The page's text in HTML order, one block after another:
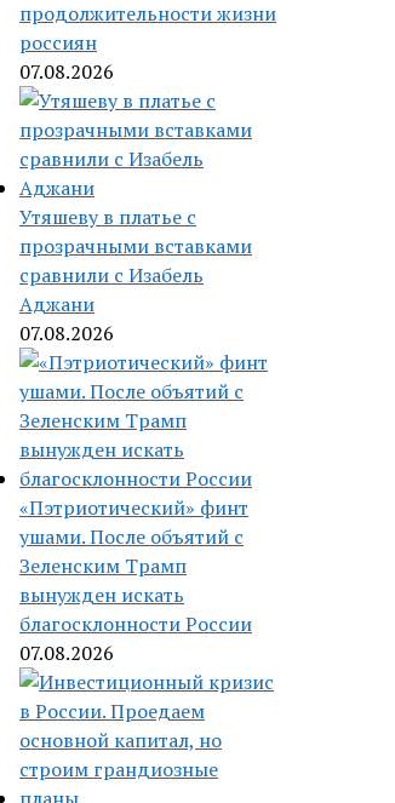
продолжительности жизни
россиян
07.08.2026
Утяшеву в платье с
прозрачными вставками
сравнили с Изабель
Аджани
07.08.2026
«Пэтриотический» финт
ушами. После объятий с
Зеленским Трамп
вынужден искать
благосклонности России
07.08.2026